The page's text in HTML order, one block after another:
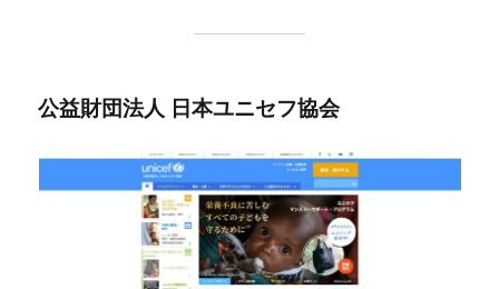
公益財団法人 日本ユニセフ協会